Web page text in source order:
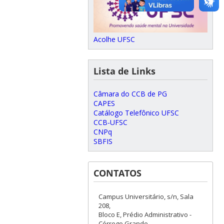
Acolhe UFSC
Lista de Links
Câmara do CCB de PG
CAPES
Catálogo Telefônico UFSC
CCB-UFSC
CNPq
SBFIS
CONTATOS
Campus Universitário, s/n, Sala
208,
Bloco E, Prédio Administrativo -